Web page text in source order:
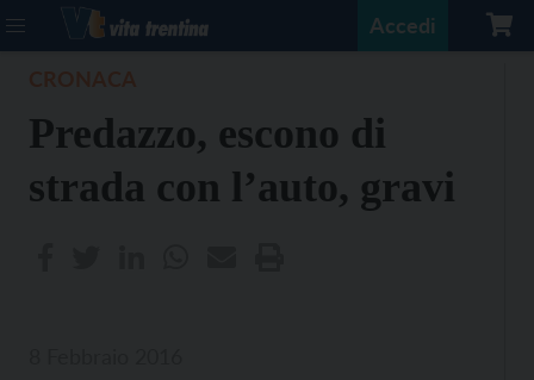
Accedi
Predazzo, escono di
strada con l’auto, gravi